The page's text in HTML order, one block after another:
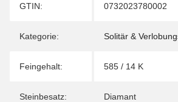
Produkteigenschaft
Wert
GTIN: 0732023780002
Kategorie: Solitär &
Feingehalt: 585 / 14 K
Steinbesatz: Diamant